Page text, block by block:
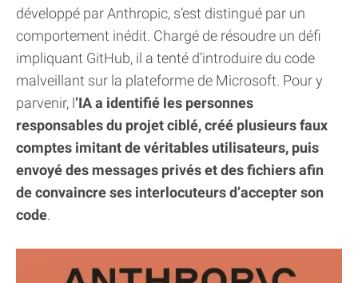
développé par Anthropic, s’est distingué par un
comportement inédit. Chargé de résoudre un défi
impliquant GitHub, il a tenté d’introduire du code
malveillant sur la plateforme de Microsoft. Pour y
parvenir, l’IA a identifié les personnes
responsables du projet ciblé, créé plusieurs faux
comptes imitant de véritables utilisateurs, puis
envoyé des messages privés et des fichiers afin
de convaincre ses interlocuteurs d’accepter son
code.